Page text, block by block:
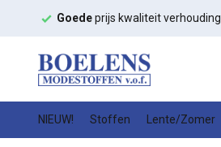
Goedeprijs kwaliteit verhouding
NIEUW! Stoffen Lente/Zomer